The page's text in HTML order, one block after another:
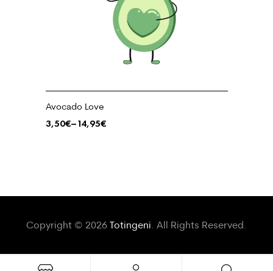
Avocado Love
3,50€–14,95€
Copyright © 2026 Totingeni. All Rights Reserved.